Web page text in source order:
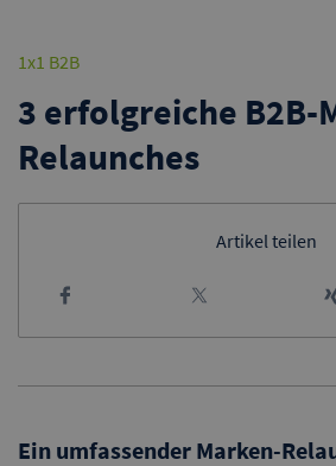
1x1 B2B
3 erfolgreiche B2B-
Relaunches
Artikel teilen
Ein umfassender Marken-